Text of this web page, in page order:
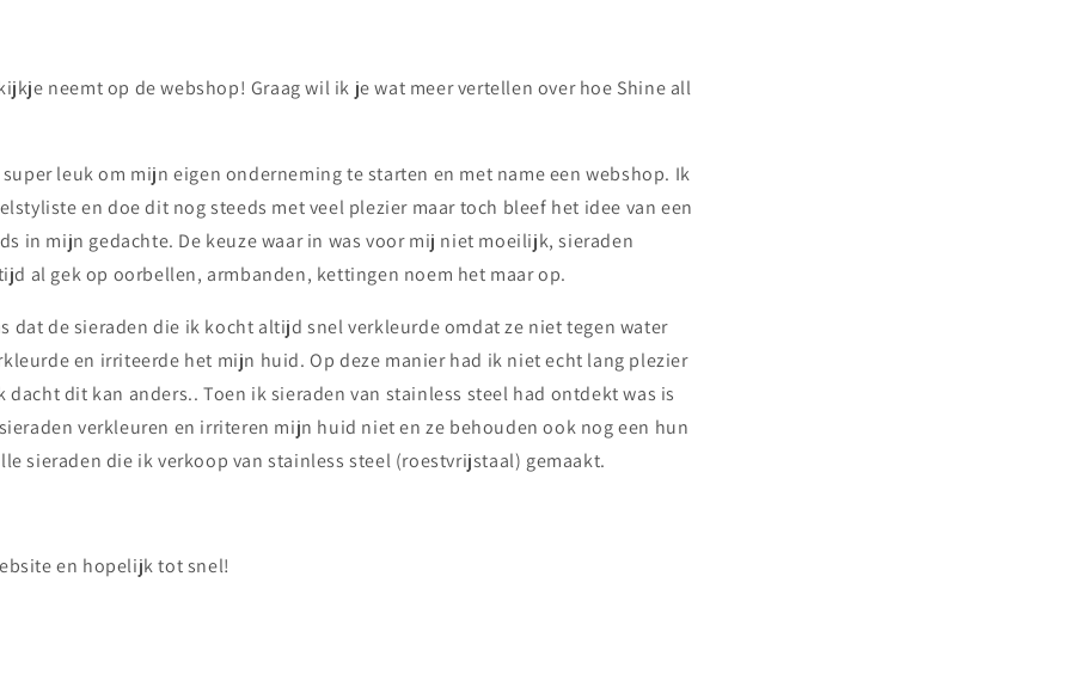
i
neemt op de webshop! Graag wil ik je wat meer vertellen over hoe Shine all
leuk om mijn eigen onderneming te starten en met name een webshop. Ik
en doe dit nog steeds met veel plezier maar toch bleef het idee van een
in mijn gedachte. De keuze waar in was voor mij niet moeilijk, sieraden
al gek op oorbellen, armbanden, kettingen noem het maar op.
dat de sieraden die ik kocht altijd snel verkleurde omdat ze niet tegen water
en irriteerde het mijn huid. Op deze manier had ik niet echt lang plezier
dacht dit kan anders.. Toen ik sieraden van stainless steel had ontdekt was is
verkleuren en irriteren mijn huid niet en ze behouden ook nog een hun
sieraden die ik verkoop van stainless steel (roestvrijstaal) gemaakt.
en hopelijk tot snel!